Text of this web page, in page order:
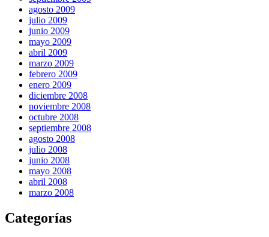
agosto 2009
julio 2009
junio 2009
mayo 2009
abril 2009
marzo 2009
febrero 2009
enero 2009
diciembre 2008
noviembre 2008
octubre 2008
septiembre 2008
agosto 2008
julio 2008
junio 2008
mayo 2008
abril 2008
marzo 2008
Categorías